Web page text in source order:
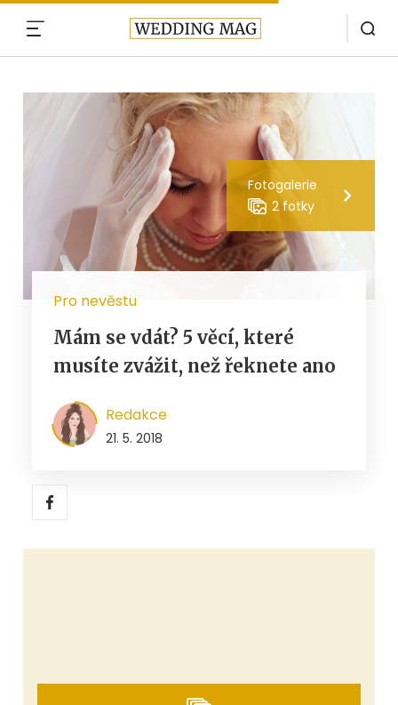
Fotogalerie
2 fotky
Pro nevěstu
Mám se vdát? 5 věcí, které
musíte zvážit, než řeknete ano
Redakce
21. 5. 2018